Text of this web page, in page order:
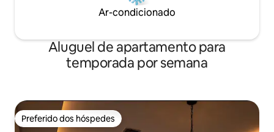
Ar-condicionado
Aluguel de apartamento para
temporada por semana
Preferido dos hóspedes
Preferido dos hóspedes